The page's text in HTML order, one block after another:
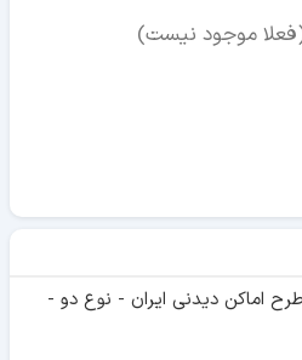
موجود نیست)
اماکن دیدنی ایران - نوع دو -